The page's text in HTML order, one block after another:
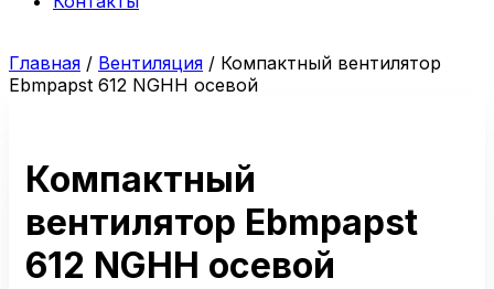
Главная / Вентиляция / Компактный вентилятор
Ebmpapst 612 NGHH осевой
Компактный
вентилятор Ebmpapst
612 NGHH осевой